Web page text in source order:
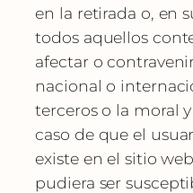
en la retirada o, en
todos aquellos
afectar o
nacional o
terceros o la moral
caso de que el
existe en el sitio
pudiera ser